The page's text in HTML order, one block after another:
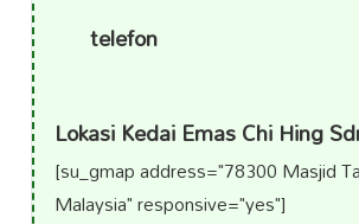
telefon
Lokasi Kedai Emas Chi Hing
[su_gmap address="78300 Masjid
Malaysia" responsive="yes"]